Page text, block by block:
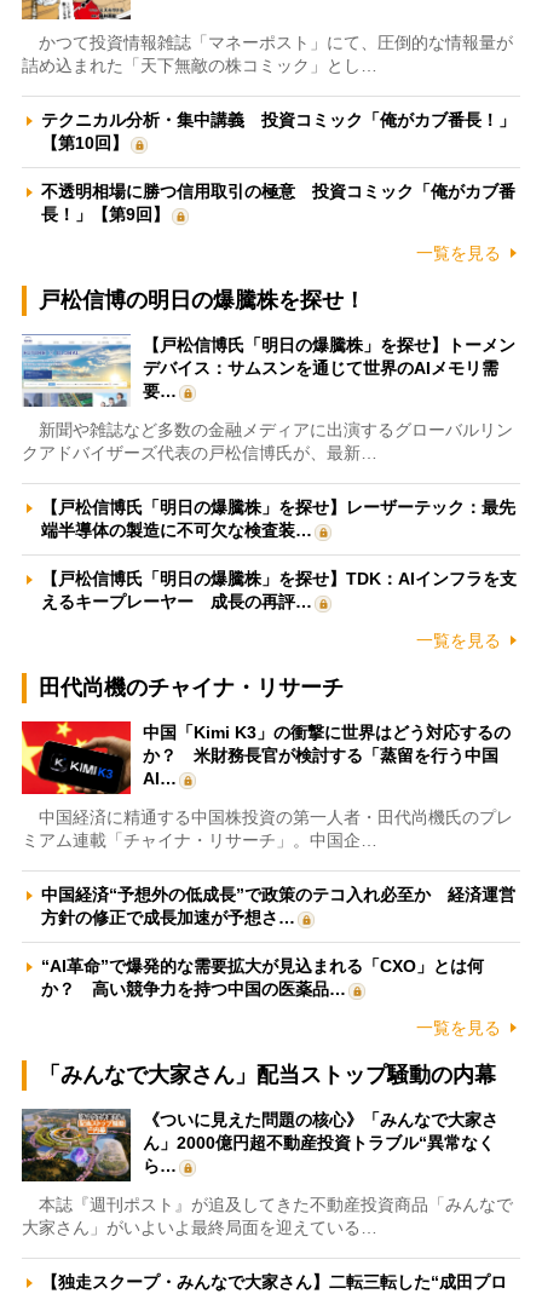
かつて投資情報雑誌「マネーポスト」にて、圧倒的な情報量が
詰め込まれた「天下無敵の株コミック」とし…
テクニカル分析・集中講義 投資コミック「俺がカブ番長！」
【第10回】
不透明相場に勝つ信用取引の極意 投資コミック「俺がカブ番
長！」【第9回】
一覧を見る
戸松信博の明日の爆騰株を探せ！
【戸松信博氏「明日の爆騰株」を探せ】トーメン
デバイス：サムスンを通じて世界のAIメモリ需
要…
新聞や雑誌など多数の金融メディアに出演するグローバルリン
クアドバイザーズ代表の戸松信博氏が、最新…
【戸松信博氏「明日の爆騰株」を探せ】レーザーテック：最先
端半導体の製造に不可欠な検査装…
【戸松信博氏「明日の爆騰株」を探せ】TDK：AIインフラを支
えるキープレーヤー 成長の再評…
一覧を見る
田代尚機のチャイナ・リサーチ
中国「Kimi K3」の衝撃に世界はどう対応するの
か？ 米財務長官が検討する「蒸留を行う中国
AI…
中国経済に精通する中国株投資の第一人者・田代尚機氏のプレ
ミアム連載「チャイナ・リサーチ」。中国企…
中国経済“予想外の低成長”で政策のテコ入れ必至か 経済運営
方針の修正で成長加速が予想さ…
“AI革命”で爆発的な需要拡大が見込まれる「CXO」とは何
か？ 高い競争力を持つ中国の医薬品…
一覧を見る
「みんなで大家さん」配当ストップ騒動の内幕
《ついに見えた問題の核心》「みんなで大家さ
ん」2000億円超不動産投資トラブル“異常なく
ら…
本誌『週刊ポスト』が追及してきた不動産投資商品「みんなで
大家さん」がいよいよ最終局面を迎えている…
【独走スクープ・みんなで大家さん】二転三転した“成田プロ